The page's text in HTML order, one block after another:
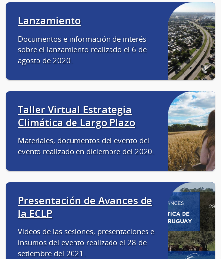
Lanzamiento
Documentos e información de interés
sobre el lanzamiento realizado el 6 de
agosto de 2020.
Taller Virtual Estrategia
Climática de Largo Plazo
Materiales, documentos del evento del
evento realizado en diciembre del 2020.
Presentación de Avances de
la ECLP
Videos de las sesiones, presentaciones e
insumos del evento realizado el 28 de
setiembre del 2021.